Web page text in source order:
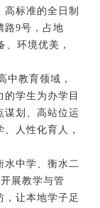
标准的全日制
路9号，占地
、环境优美，
中 教育领域，
的学生为办学目
谋划、高站位运
人性化育人，
水中学、衡水二
展教学与管
，让本地学子足